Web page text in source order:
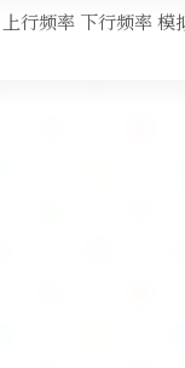
行频率 下行频率